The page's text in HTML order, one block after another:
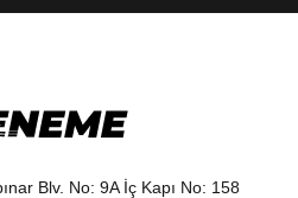
Blv. No: 9A İç Kapı No: 158